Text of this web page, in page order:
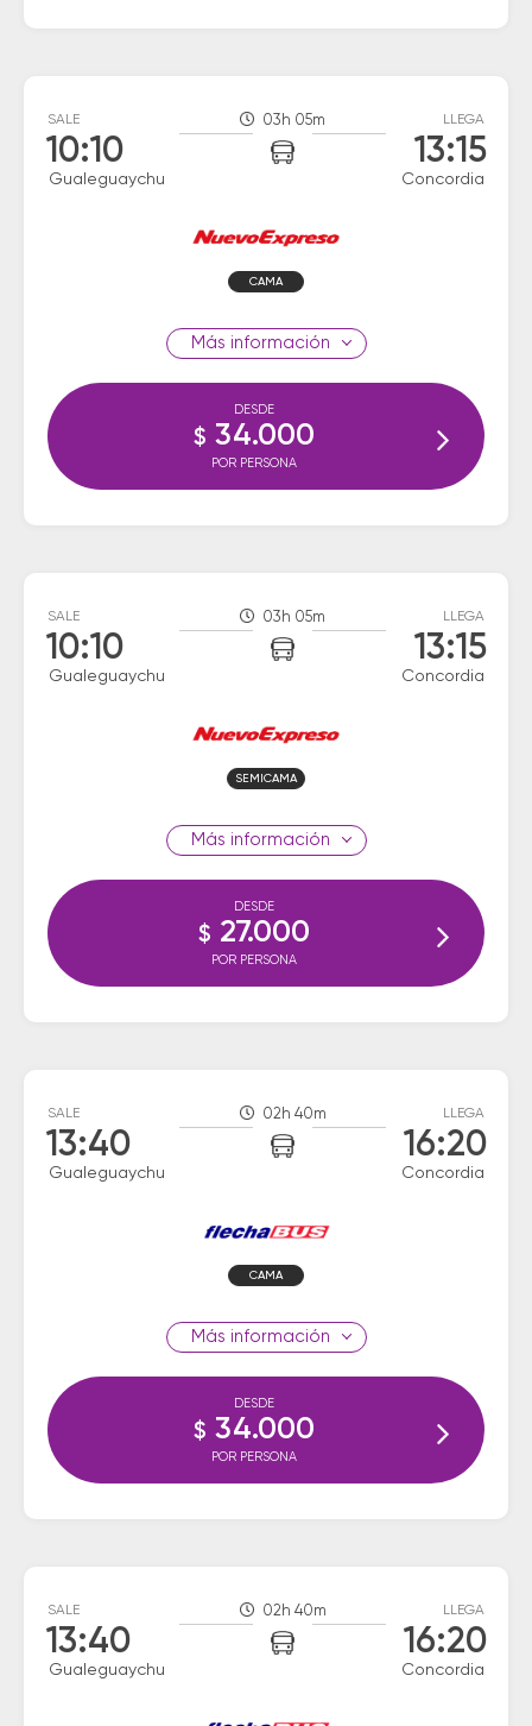
SALE
10:10
Gualeguaychu
03h 05m LLEGA
13:15
Concordia
CAMA
información
DESDE
$ 34.000
POR PERSONA
SALE
10:10
Gualeguaychu
03h 05m LLEGA
13:15
Concordia
SEMICAMA
información
DESDE
$ 27.000
POR PERSONA
SALE
13:40
Gualeguaychu
02h 40m LLEGA
16:20
Concordia
CAMA
información
DESDE
$ 34.000
POR PERSONA
SALE
13:40
Gualeguaychu
02h 40m LLEGA
16:20
Concordia